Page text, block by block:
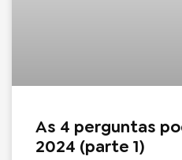
As 4 perguntas
2024 (parte 1)